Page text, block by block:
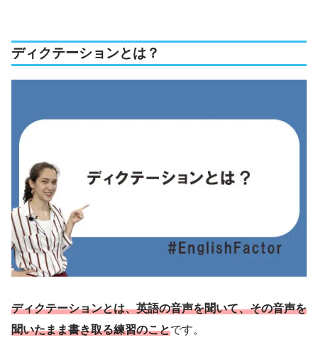
ディクテーションとは？
ディクテーションとは、英語の音声を聞いて、その音声を
聞いたまま書き取る練習のことです。